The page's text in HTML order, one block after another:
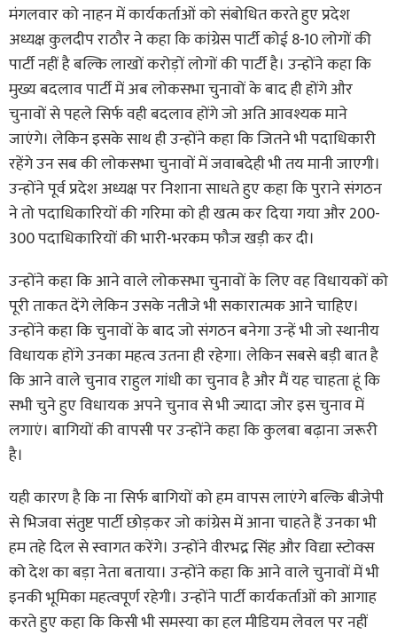
मंगलवार को नाहन में कार्यकर्ताओं को संबोधित करते हुए प्रदेश
अध्यक्ष कुलदीप राठौर ने कहा कि कांग्रेस पार्टी कोई 8-10 लोगों की
पार्टी नहीं है बल्कि लाखों करोड़ों लोगों की पार्टी है। उन्होंने कहा कि
मुख्य बदलाव पार्टी में अब लोकसभा चुनावों के बाद ही होंगे और
चुनावों से पहले सिर्फ वही बदलाव होंगे जो अति आवश्यक माने
जाएंगे। लेकिन इसके साथ ही उन्होंने कहा कि जितने भी पदाधिकारी
रहेंगे उन सब की लोकसभा चुनावों में जवाबदेही भी तय मानी जाएगी।
उन्होंने पूर्व प्रदेश अध्यक्ष पर निशाना साधते हुए कहा कि पुराने संगठन
ने तो पदाधिकारियों की गरिमा को ही खत्म कर दिया गया और 200-
300 पदाधिकारियों की भारी-भरकम फौज खड़ी कर दी।
उन्होंने कहा कि आने वाले लोकसभा चुनावों के लिए वह विधायकों को
पूरी ताकत देंगे लेकिन उसके नतीजे भी सकारात्मक आने चाहिए।
उन्होंने कहा कि चुनावों के बाद जो संगठन बनेगा उन्हें भी जो स्थानीय
विधायक होंगे उनका महत्व उतना ही रहेगा। लेकिन सबसे बड़ी बात है
कि आने वाले चुनाव राहुल गांधी का चुनाव है और मैं यह चाहता हूं कि
सभी चुने हुए विधायक अपने चुनाव से भी ज्यादा जोर इस चुनाव में
लगाएं। बागियों की वापसी पर उन्होंने कहा कि कुलबा बढ़ाना जरूरी
है।
यही कारण है कि ना सिर्फ बागियों को हम वापस लाएंगे बल्कि बीजेपी
से भिजवा संतुष्ट पार्टी छोड़कर जो कांग्रेस में आना चाहते हैं उनका भी
हम तहे दिल से स्वागत करेंगे। उन्होंने वीरभद्र सिंह और विद्या स्टोक्स
को देश का बड़ा नेता बताया। उन्होंने कहा कि आने वाले चुनावों में भी
इनकी भूमिका महत्वपूर्ण रहेगी। उन्होंने पार्टी कार्यकर्ताओं को आगाह
करते हुए कहा कि किसी भी समस्या का हल मीडियम लेवल पर नहीं